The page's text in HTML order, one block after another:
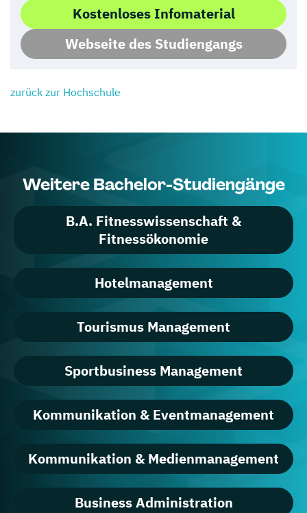
Kostenloses Infomaterial
Webseite des Studiengangs
zurück zur Hochschule
Weitere Bachelor-Studiengänge
B.A. Fitnesswissenschaft &
Fitnessökonomie
Hotelmanagement
Tourismus Management
Sportbusiness Management
Kommunikation & Eventmanagement
Kommunikation & Medienmanagement
Business Administration